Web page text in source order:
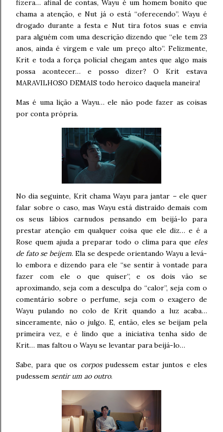
fizera… afinal de contas, Wayu é um homem bonito que
chama a atenção, e Nut já o está “oferecendo”. Wayu é
drogado durante a festa e Nut tira fotos suas e envia
para alguém com uma descrição dizendo que “ele tem 23
anos, ainda é virgem e vale um preço alto”. Felizmente,
Krit e toda a força policial chegam antes que algo mais
possa acontecer… e posso dizer? O Krit estava
MARAVILHOSO DEMAIS todo heroico daquela maneira!
Mas é uma lição a Wayu… ele não pode fazer as coisas
por conta própria.
No dia seguinte, Krit chama Wayu para jantar – ele quer
falar sobre o caso, mas Wayu está distraído demais com
os seus lábios carnudos pensando em beijá-lo para
prestar atenção em qualquer coisa que ele diz… e é a
Rose quem ajuda a preparar todo o clima para que eles
de fato se beijem. Ela se despede orientando Wayu a levá-
lo embora e dizendo para ele “se sentir à vontade para
fazer com ele o que quiser”, e os dois vão se
aproximando, seja com a desculpa do “calor”, seja com o
comentário sobre o perfume, seja com o exagero de
Wayu pulando no colo de Krit quando a luz acaba…
sinceramente, não o julgo. E, então, eles se beijam pela
primeira vez, e é lindo que a iniciativa tenha sido de
Krit… mas faltou o Wayu se levantar para beijá-lo…
Sabe, para que os corpospudessem estar juntos e eles
pudessem sentir um ao outro.